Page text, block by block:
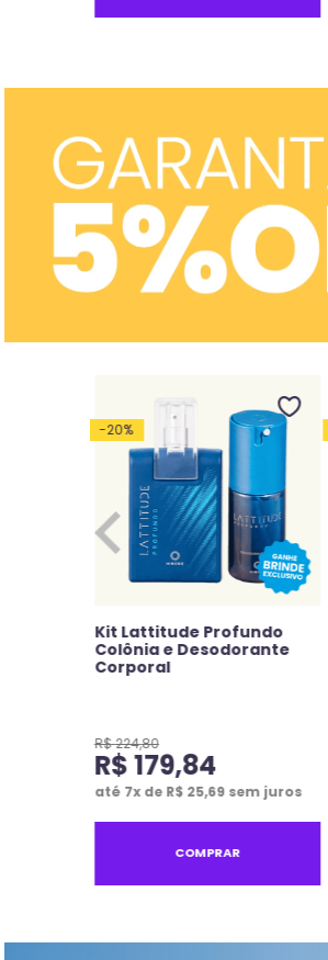
-20%
Kit Lattitude Profundo
Colônia e Desodorante
Corporal
R$224,80
R$179,84
até 7x de R$ 25,69sem juros
COMPRAR